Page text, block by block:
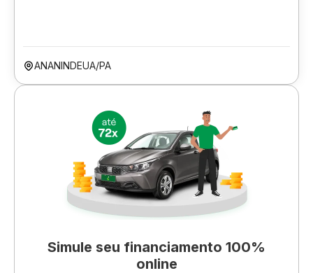
ANANINDEUA/PA
Simule seu financiamento 100%
online